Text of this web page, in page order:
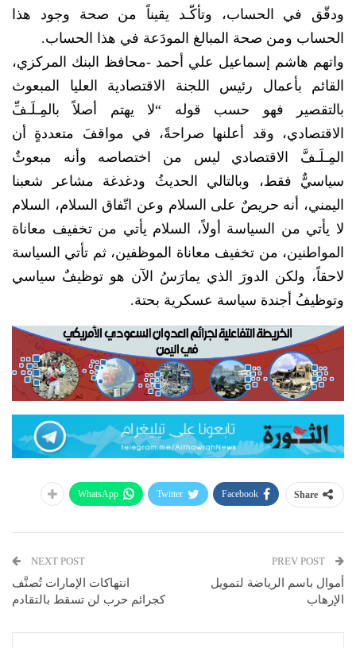
ودقّق في الحساب، وتأكّـد يقيناً من صحة وجود هذا
الحساب ومن صحة المبالغ المودَعة في هذا الحساب.
واتهم هاشم إسماعيل علي أحمد -محافظ البنك المركزي،
القائم بأعمال رئيس اللجنة الاقتصادية العليا المبعوث
بالتقصير فهو حسب قوله “لا يهتم أصلاً بالمِـلَـفِّ
الاقتصادي، وقد أعلنها صراحةً، في مواقفَ متعددةٍ أن
المِـلَـفَّ الاقتصادي ليس من اختصاصه وأنه مبعوثٌ
سياسيٌّ فقط، وبالتالي الحديثُ ودغدغة مشاعر شعبنا
اليمني، أنه حريصٌ على السلام وعن اتّفاق السلام، السلام
لا يأتي من السياسة أولاً، السلام يأتي من تخفيف معاناة
المواطنين، من تخفيف معاناة الموظفين، ثم تأتي السياسة
لاحقاً، ولكن الدورَ الذي يمارَسُ الآن هو توظيفٌ سياسي
وتوظيفُ أجندة سياسة عسكرية بحتة.
Share
Facebook
Twitter
WhatsApp
أموال باسم الرياضة لتمويل
الإرهاب
NEXT POST
انتهاكات الإمارات تُصنَّف
كجرائم حرب لن تسقط بالتقادم